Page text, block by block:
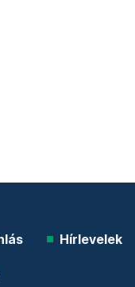
Hírlevelek